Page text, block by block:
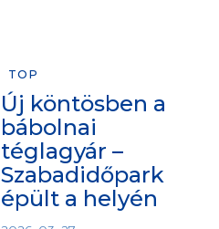
TOP
Új köntösben a
bábolnai
téglagyár –
Szabadidőpark
épült a helyén